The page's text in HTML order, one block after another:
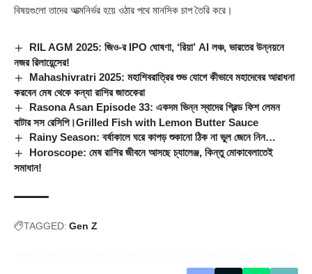
বিষয়গুলো তাদের আত্মনির্ভর হয়ে ওঠার পথে মানসিক চাপ তৈরি করে।
RIL AGM 2025: জিও-র IPO ঘোষণা, ‘রিয়া’ AI লঞ্চ, ভারতের উন্নয়নে
নজর রিলায়েন্সের!
Mahashivratri 2025: মহাশিবরাত্রির শুভ যোগে কীভাবে মহাদেবের আরাধনা
করবেন মেষ থেকে কন্যা রাশির জাতকেরা
Rasona Asan Episode 33: একদম ভিন্ন স্বাদের গ্রিল্ড ফিশ লেমন
বাটার সস রেসিপি।Grilled Fish with Lemon Butter Sauce
Rainy Season: বর্ষাকালে ঘরে কাপড় শুকানো ঠিক না ভুল জেনে নিন…
Horoscope: মেষ রাশির জীবনে আসছে চ্যালেঞ্জ, কিন্তু মোকাবেলাতেই
সমাধান!
TAGGED: Gen Z